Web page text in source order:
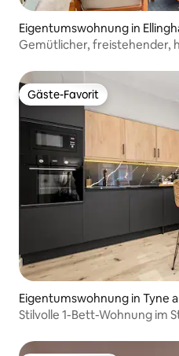
Eigentumswohnung in
Gemütlicher, freistehender,
Gäste-Favorit
Gäste-Favorit
Eigentumswohnung in Tyne
Stilvolle 1-Bett-Wohnung im